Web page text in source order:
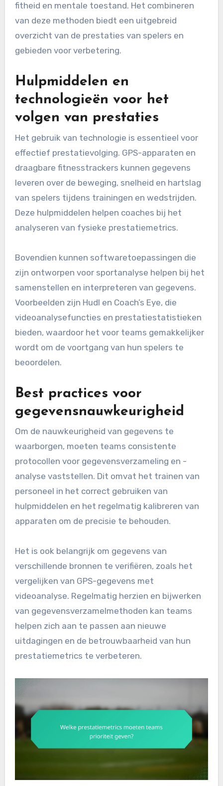
fitheid en mentale toestand. Het combineren
van deze methoden biedt een uitgebreid
overzicht van de prestaties van spelers en
gebieden voor verbetering.
Hulpmiddelen en
technologieën voor het
volgen van prestaties
Het gebruik van technologie is essentieel voor
effectief prestatievolging. GPS-apparaten en
draagbare fitnesstrackers kunnen gegevens
leveren over de beweging, snelheid en hartslag
van spelers tijdens trainingen en wedstrijden.
Deze hulpmiddelen helpen coaches bij het
analyseren van fysieke prestatiemetrics.
Bovendien kunnen softwaretoepassingen die
zijn ontworpen voor sportanalyse helpen bij het
samenstellen en interpreteren van gegevens.
Voorbeelden zijn Hudl en Coach’s Eye, die
videoanalysefuncties en prestatiestatistieken
bieden, waardoor het voor teams gemakkelijker
wordt om de voortgang van hun spelers te
beoordelen.
Best practices voor
gegevensnauwkeurigheid
Om de nauwkeurigheid van gegevens te
waarborgen, moeten teams consistente
protocollen voor gegevensverzameling en -
analyse vaststellen. Dit omvat het trainen van
personeel in het correct gebruiken van
hulpmiddelen en het regelmatig kalibreren van
apparaten om de precisie te behouden.
Het is ook belangrijk om gegevens van
verschillende bronnen te verifiëren, zoals het
vergelijken van GPS-gegevens met
videoanalyse. Regelmatig herzien en bijwerken
van gegevensverzamelmethoden kan teams
helpen zich aan te passen aan nieuwe
uitdagingen en de betrouwbaarheid van hun
prestatiemetrics te verbeteren.